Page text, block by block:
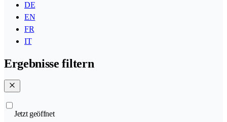
DE
EN
FR
IT
Ergebnisse filtern
Jetzt geöffnet